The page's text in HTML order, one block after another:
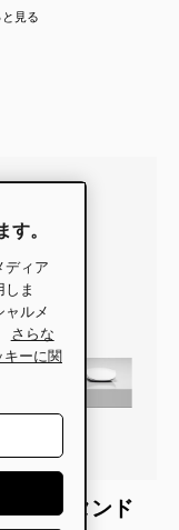
グレー
ーグロット
ラック
& キャニオン
と見る
ップスタンド
。
ディア
ま
ルメ
さらな
キーに関